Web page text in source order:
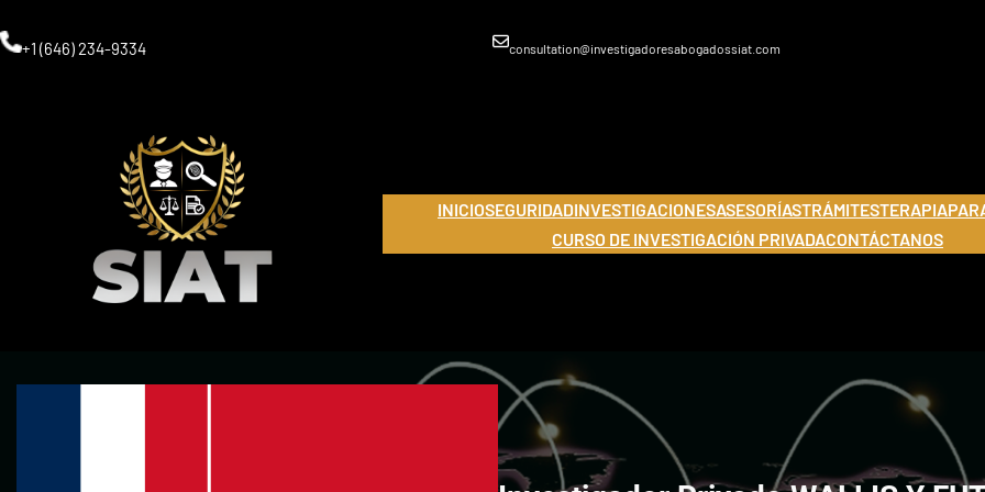
al +1 (646) 234-9334 consultation@investigadoresabogadossiat.com
INICIOSEGURIDADINVESTIGACIONESASESORÍASTRÁMITESTERAPIA
CURSO DE INVESTIGACIÓN PRIVADACONTÁCTANOS